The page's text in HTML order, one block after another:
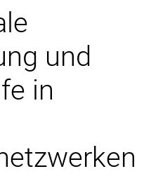
und
in